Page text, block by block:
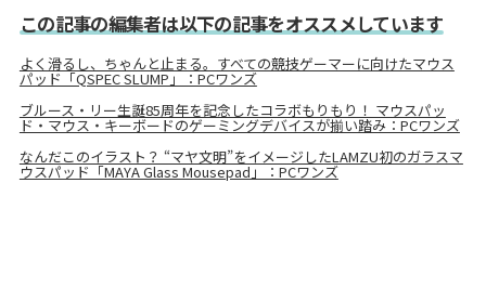
この記事の編集者は以下の記事をオススメしています
よく滑るし、ちゃんと止まる。すべての競技ゲーマーに向けたマウス
パッド「QSPEC SLUMP」：PCワンズ
ブルース・リー生誕85周年を記念したコラボもりもり！ マウスパッ
ド・マウス・キーボードのゲーミングデバイスが揃い踏み：PCワンズ
なんだこのイラスト？ “マヤ文明”をイメージしたLAMZU初のガラスマ
ウスパッド「MAYA Glass Mousepad」：PCワンズ